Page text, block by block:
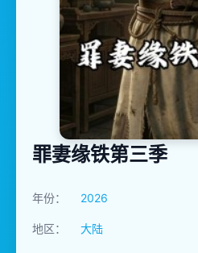
罪妻缘铁第三季
年份： 2026
地区： 大陆